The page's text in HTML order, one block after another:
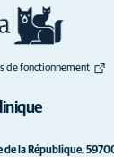
de fonctionnement
de la République,